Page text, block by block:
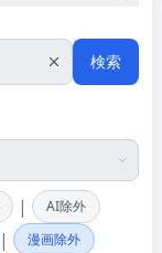
検索
|
AI除外
|
漫画除外